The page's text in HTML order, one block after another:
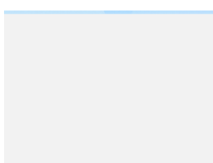
护社会公众及求职者合法权益，现就相